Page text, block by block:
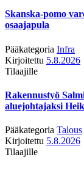
Skanska-pomo
osaajapula
Pääkategoria Infra
Kirjoitettu 5.8.2026
Tilaajille
Rakennustyö
aluejohtajaksi
Pääkategoria Talous
Kirjoitettu 5.8.2026
Tilaajille